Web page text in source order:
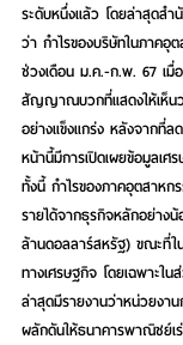
ระดับหนึ่งแล้ว โดยล่าสุดสำ
ว่า กำไรของบริษัทในภาคอุ
ช่วงเดือน ม.ค.-ก.พ. 67 เมื่
สัญญาณบวกที่แสดงให้เห็น
อย่างแข็งแกร่ง หลังจากที่
หน้านี้มีการเปิดเผยข้อมูลเศ
ทั้งนี้ กำไรของภาคอุตสาหก
รายได้จากธุรกิจหลักอย่าง
ล้านดอลลาร์สหรัฐ) ขณะที่ใ
ทางเศรษฐกิจ โดยเฉพาะใ
ล่าสุดมีรายงานว่าหน่วยงา
ผลักดันให้ธนาคารพาณิชย์เ